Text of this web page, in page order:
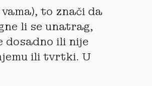
to znači da
li se unatrag,
dosadno ili nije
ili tvrtki. U